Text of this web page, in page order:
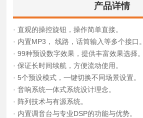
产品详情
· 直观的操控旋钮，操作简单直接。
· 内置MP3， 线路，话筒输入等多个接口。
· 99种预设数字效果，提供丰富效果选择。
· 保证长时间续航，方便流动使用。
· 5个预设模式，一键切换不同场景设置。
· 音响系统一体式系统设计理念。
· 阵列技术与有源系统。
· 内置调音台与专业DSP的功能与优势。